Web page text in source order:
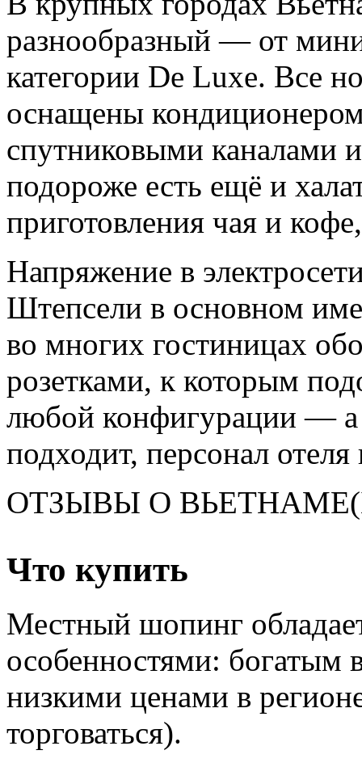
разнообразный — от
категории De Luxe. Все
оснащены
спутниковыми каналами
подороже есть ещё и
приготовления чая и
Напряжение в
Штепсели в основном
во многих гостиницах
розетками, к которым
любой конфигурации — а
подходит, персонал
ОТЗЫВЫ О
Что купить
Местный шопинг
особенностями:
низкими ценами в
торговаться).